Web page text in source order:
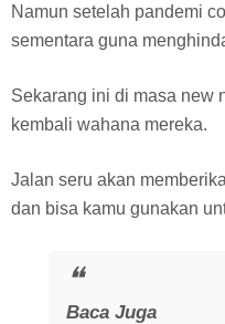
Namun setelah pandemi
sementara guna
Sekarang ini di masa new
kembali wahana mereka.
Jalan seru akan
dan bisa kamu gunakan
Baca Juga